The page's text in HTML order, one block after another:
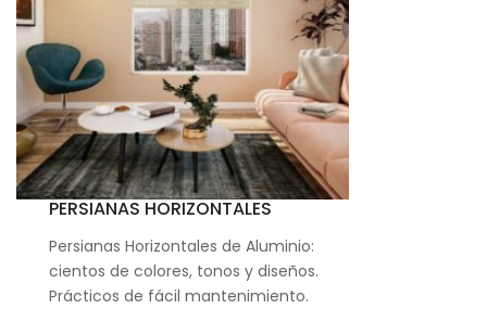
PERSIANAS HORIZONTALES
Persianas Horizontales de Aluminio:
cientos de colores, tonos y diseños.
Prácticos de fácil mantenimiento.